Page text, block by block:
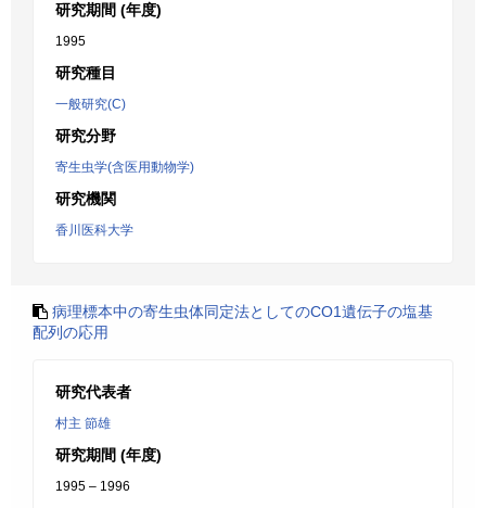
研究期間 (年度)
1995
研究種目
一般研究(C)
研究分野
寄生虫学(含医用動物学)
研究機関
香川医科大学
病理標本中の寄生虫体同定法としてのCO1遺伝子の塩基
配列の応用
研究代表者
村主 節雄
研究期間 (年度)
1995 – 1996